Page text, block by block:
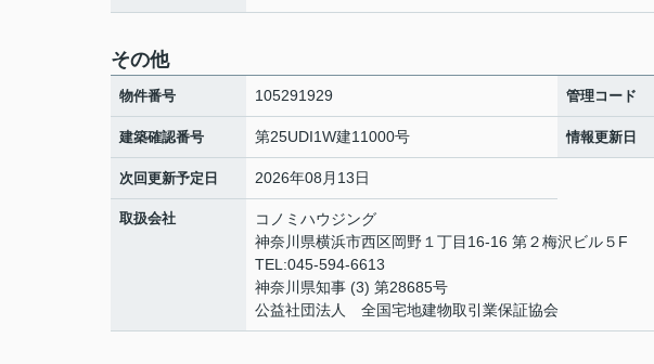
その他
物件番号 105291929 管理コード
建築確認番号 第25UDI1W建11000号 情報更新日
次回更新予定日 2026年08月13日
取扱会社
コノミハウジング
神奈川県横浜市西区岡野１丁目16-16 第２梅沢ビル５F
TEL:045-594-6613
神奈川県知事 (3) 第28685号
公益社団法人 全国宅地建物取引業保証協会